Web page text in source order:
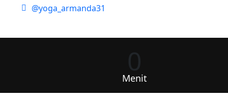
@yoga_armanda31
0
Menit